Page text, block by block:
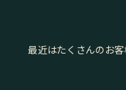
最近はたくさんのお